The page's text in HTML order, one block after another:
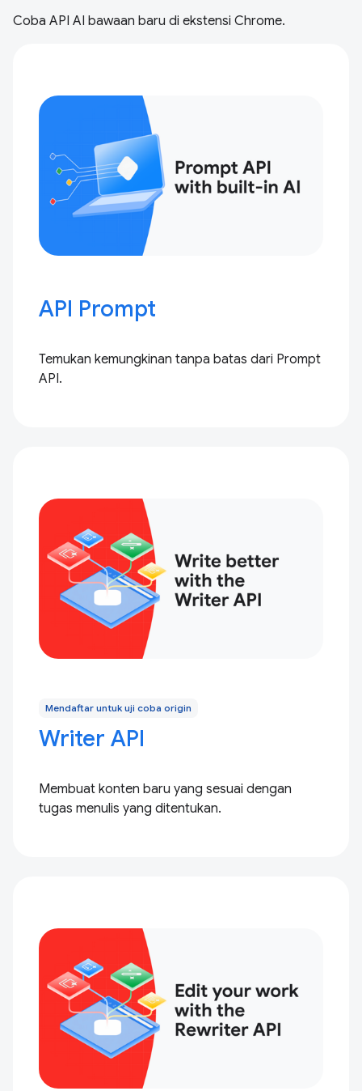
Coba API AI bawaan baru di ekstensi Chrome.
API Prompt
Temukan kemungkinan tanpa batas dari Prompt
API.
Mendaftar untuk uji coba origin
Writer API
Membuat konten baru yang sesuai dengan
tugas menulis yang ditentukan.